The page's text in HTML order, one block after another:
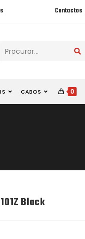
Contactos
Procurar...
CABOS 0
Black